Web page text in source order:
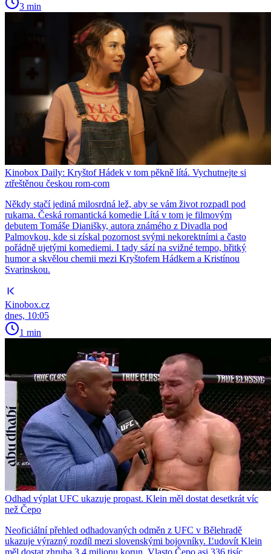
3 min
Kinobox Daily: Kryštof Hádek v tom pěkně lítá. Vychutnejte si
ztřeštěnou českou rom-com
Někdy stačí jediná milosrdná lež, aby se vám život rozpadl pod
rukama. Česká romantická komedie Lítá v tom je filmovým
debutem Tomáše Dianišky, autora známého z Divadla pod
Palmovkou, kde si získal pozornost svými nekorektními a často
pořádně ujetými komediemi. I tady sází na svižné tempo, břitký
humor a skvělou chemii mezi Kryštofem Hádkem a Kristínou
Svarinskou.
Kinobox.cz
dnes, 10:05
1 min
Odhad výplat UFC ukazuje propast. Klein měl dostat desetkrát víc
než Čepo
Neoficiální přehled odhadovaných odměn z UFC v Bělehradě
ukazuje výrazný rozdíl mezi slovenskými bojovníky. Ľudovít Klein
měl dostat zhruba 3,4 milionu korun, Vlasto Čepo asi 336 tisíc.